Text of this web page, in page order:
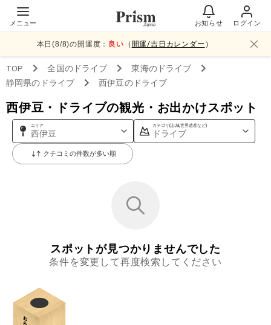
メニュー お知らせ ログイン
本日(8/8)の開運度： 良い （ 開運/吉日カレンダー ）
TOP 全国のドライブ 東海のドライブ
静岡県のドライブ 西伊豆のドライブ
西伊豆・ドライブの観光・お出かけスポット
エリア
西伊豆
カテゴリ(山,城,世界遺産など)
ドライブ
クチコミの件数が多い順
スポットが見つかりませんでした
条件を変更して再度検索してください